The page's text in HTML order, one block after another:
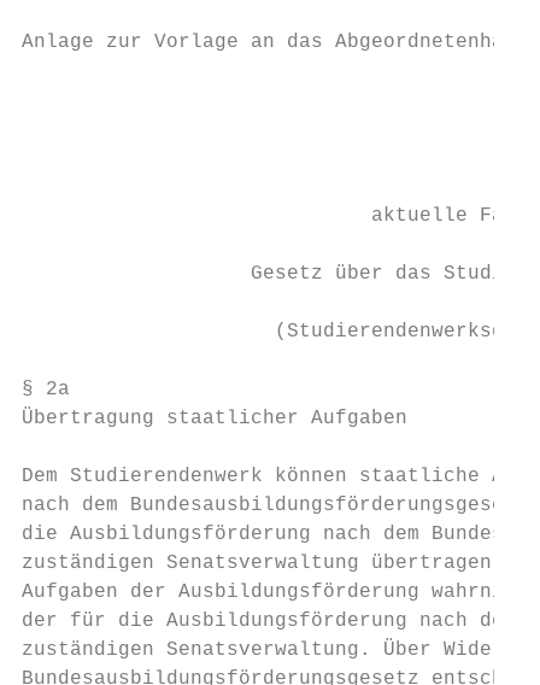
Anlage zur Vorlage an das Abgeordnetenhaus
aktuelle
Gesetz über das
§ 2a
Übertragung staatlicher Aufgaben
Dem Studierendenwerk können staatliche
nach dem
die Ausbildungsförderung nach dem
zuständigen Senatsverwaltung übertragen
Aufgaben der Ausbildungsförderung
der für die Ausbildungsförderung nach dem
zuständigen Senatsverwaltung. Über
Bundesausbildungsförderungsgesetz